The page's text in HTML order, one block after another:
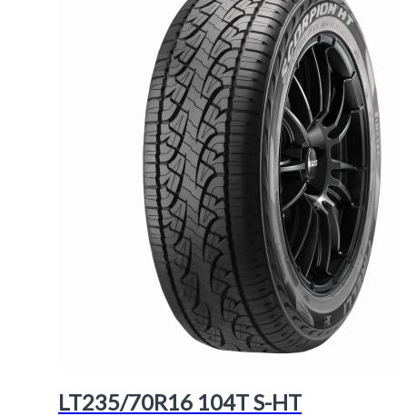
LT235/70R16 104T S-HT